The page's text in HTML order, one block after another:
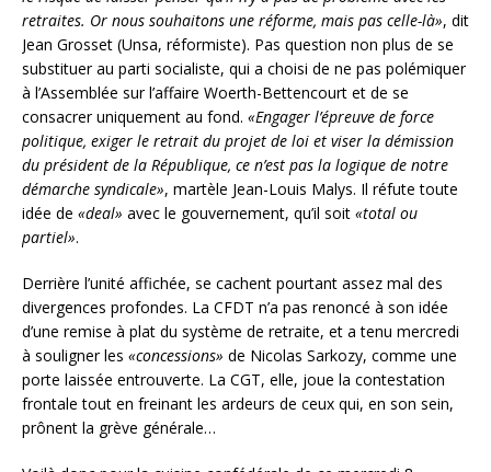
retraites. Or nous souhaitons une réforme, mais pas celle-là», dit
Jean Grosset (Unsa, réformiste). Pas question non plus de se
substituer au parti socialiste, qui a choisi de ne pas polémiquer
à l’Assemblée sur l’affaire Woerth-Bettencourt et de se
consacrer uniquement au fond. «Engager l’épreuve de force
politique, exiger le retrait du projet de loi et viser la démission
du président de la République, ce n’est pas la logique de notre
démarche syndicale», martèle Jean-Louis Malys. Il réfute toute
idée de «deal» avec le gouvernement, qu’il soit «total ou
partiel».
Derrière l’unité affichée, se cachent pourtant assez mal des
divergences profondes. La CFDT n’a pas renoncé à son idée
d’une remise à plat du système de retraite, et a tenu mercredi
à souligner les «concessions» de Nicolas Sarkozy, comme une
porte laissée entrouverte. La CGT, elle, joue la contestation
frontale tout en freinant les ardeurs de ceux qui, en son sein,
prônent la grève générale…